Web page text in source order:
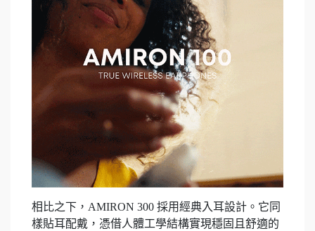
相比之下，AMIRON 300 採用經典入耳設計。它同
樣貼耳配戴，憑借人體工學結構實現穩固且舒適的